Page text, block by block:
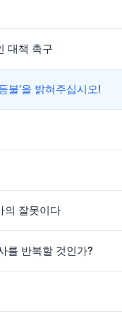
대책 촉구
불’을 밝혀주십시오!
의 잘못이다
를 반복할 것인가?